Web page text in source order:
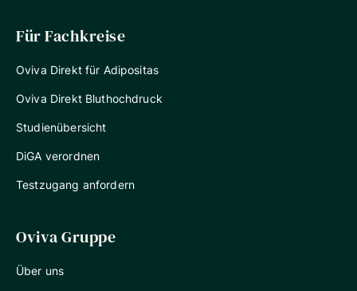
Für Fachkreise
Oviva Direkt für Adipositas
Oviva Direkt Bluthochdruck
Studienübersicht
DiGA verordnen
Testzugang anfordern
Oviva Gruppe
Über uns